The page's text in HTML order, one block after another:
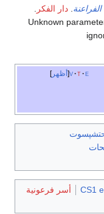
. دار الفكر .
Unknown
أظهر v t e
CS1
أسر فرعونية